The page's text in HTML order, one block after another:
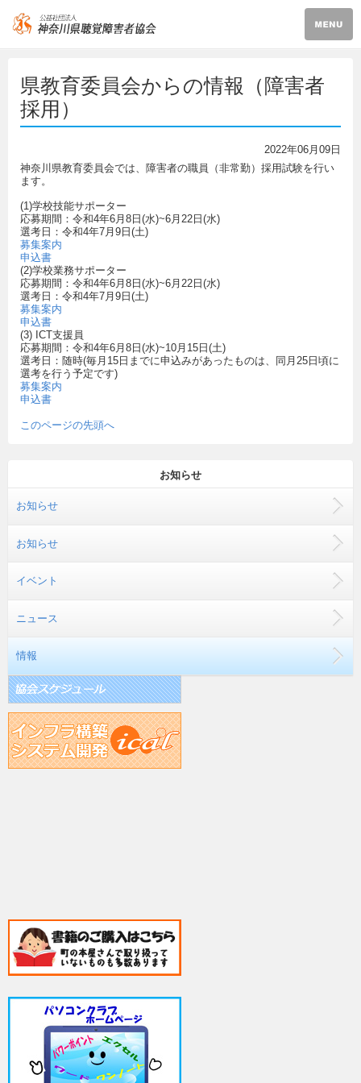
県教育委員会からの情報（障害者
採用）
2022年06月09日
神奈川県教育委員会では、障害者の職員（非常勤）採用試験を行い
ます。
(1)学校技能サポーター
応募期間：令和4年6月8日(水)~6月22日(水)
選考日：令和4年7月9日(土)
募集案内
申込書
(2)学校業務サポーター
応募期間：令和4年6月8日(水)~6月22日(水)
選考日：令和4年7月9日(土)
募集案内
申込書
(3) ICT支援員
応募期間：令和4年6月8日(水)~10月15日(土)
選考日：随時(毎月15日までに申込みがあったものは、同月25日頃に
選考を行う予定です)
募集案内
申込書
このページの先頭へ
お知らせ
お知らせ
お知らせ
イベント
ニュース
情報